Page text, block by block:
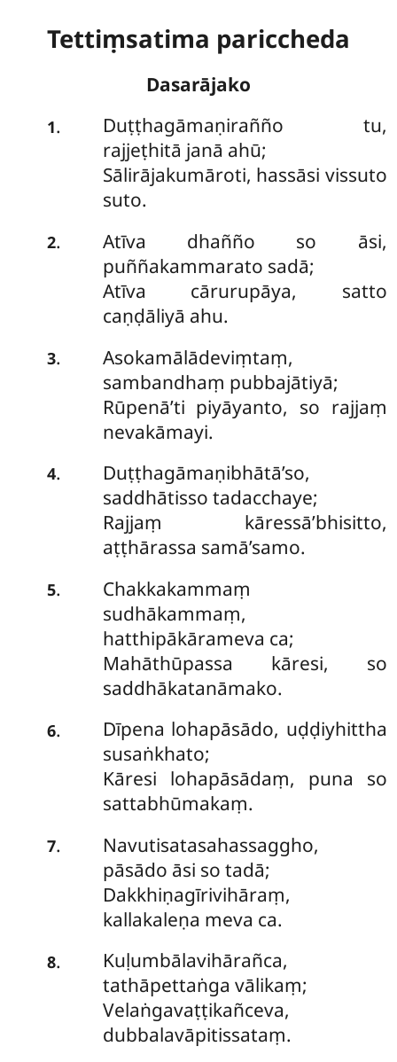
Tettiṃsatima pariccheda
Dasarājako
1. Duṭṭhagāmaṇirañño tu,
rajjeṭhitā janā ahū;
Sālirājakumāroti, hassāsi vissuto
suto.
2.
Atīva dhañño so āsi,
puññakammarato sadā;
Atīva cārurupāya, satto
caṇḍāliyā ahu.
3.
Asokamālādeviṃtaṃ,
sambandhaṃ pubbajātiyā;
Rūpenā’ti piyāyanto, so rajjaṃ
nevakāmayi.
4.
Duṭṭhagāmaṇibhātā’so,
saddhātisso tadacchaye;
Rajjaṃ kāressā’bhisitto,
aṭṭhārassa samā’samo.
5.
Chakkakammaṃ
sudhākammaṃ,
hatthipākārameva ca;
Mahāthūpassa kāresi, so
saddhākatanāmako.
6.
Dīpena lohapāsādo, uḍḍiyhittha
susaṅkhato;
Kāresi lohapāsādaṃ, puna so
sattabhūmakaṃ.
7.
Navutisatasahassaggho,
pāsādo āsi so tadā;
Dakkhiṇagīrivihāraṃ,
kallakaleṇa meva ca.
8.
Kuḷumbālavihārañca,
tathāpettaṅga vālikaṃ;
Velaṅgavaṭṭikañceva,
dubbalavāpitissataṃ.